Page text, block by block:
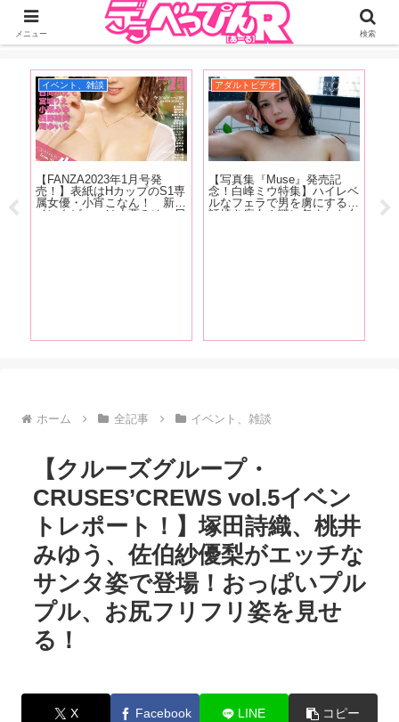
ジーオーティーが運営するちょっとHなニュースサイ。サイト内のリンクには
DMMアフィリエイトが含まれているものがあります
ビ
イベント、雑談
【FANZA2023年1月号発
売！】表紙はHカップのS1専
属女優・小宵こなん！ 新人
インタビューは小栗みゆ、日
アダルトビデオ
【写真集『Muse』発売記
念！白峰ミウ特集】ハイレベ
ルなフェラで男を虜にする世
話焼き痴女！謎に包まれた白
て
の
ホーム 全記事 イベント、雑談
【クルーズグループ・
CRUSES’CREWS vol.5イベン
トレポート！】塚田詩織、桃井
みゆう、佐伯紗優梨がエッチな
サンタ姿で登場！おっぱいプル
プル、お尻フリフリ姿を見せ
る！
X Facebook LINE コピー
メニュー 検索